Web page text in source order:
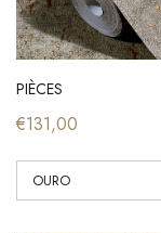
JUTE
€53,50
PIÈCES
€131,00